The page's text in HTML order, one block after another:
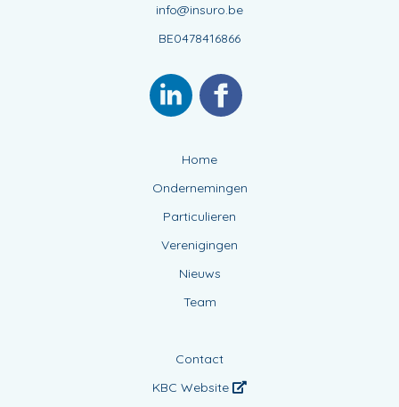
info@insuro.be
BE0478416866
Home
Ondernemingen
Particulieren
Verenigingen
Nieuws
Team
Contact
KBC Website